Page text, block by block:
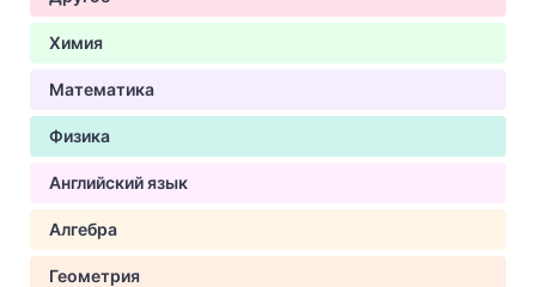
Химия
Математика
Физика
Английский язык
Алгебра
Геометрия